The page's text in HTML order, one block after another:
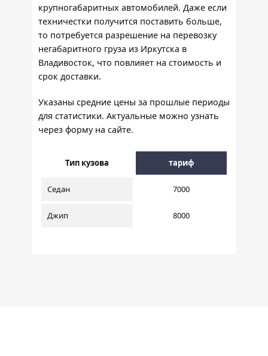
крупногабаритных автомобилей. Даже если
техничестки получится поставить больше,
то потребуется разрешение на перевозку
негабаритного груза из Иркутска в
Владивосток, что повлияет на стоимость и
срок доставки.
Указаны средние цены за прошлые периоды
для статистики. Актуальные можно узнать
через форму на сайте.
Тип кузова тариф
Седан 7000
Джип 8000